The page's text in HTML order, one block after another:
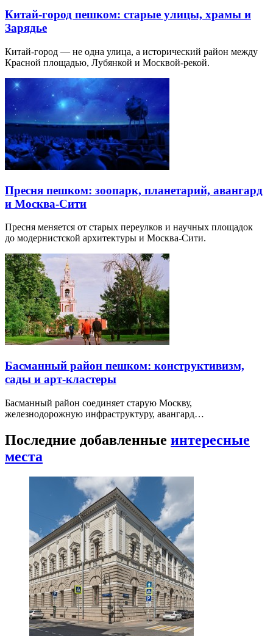
Китай-город пешком: старые улицы, храмы и
Зарядье
Китай-город — не одна улица, а исторический район между
Красной площадью, Лубянкой и Москвой-рекой.
Пресня пешком: зоопарк, планетарий, авангард
и Москва-Сити
Пресня меняется от старых переулков и научных площадок
до модернистской архитектуры и Москва-Сити.
Басманный район пешком: конструктивизм,
сады и арт-кластеры
Басманный район соединяет старую Москву,
железнодорожную инфраструктуру, авангард…
Последние добавленные интересные
места